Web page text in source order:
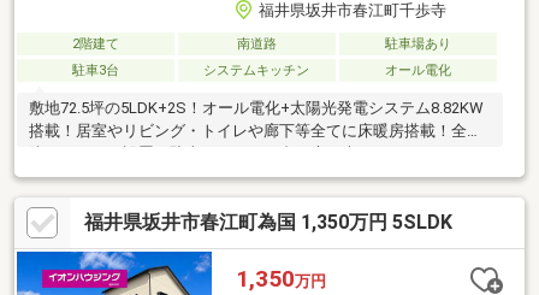
福井県坂井市春江町千歩寺
2階建て 南道路
駐車場あり
駐車3台
システムキッチン オール電化
敷地72.5坪の5LDK+2S！オール電化+太陽光発電システム8.82KW
搭載！居室やリビング・トイレや廊下等全てに床暖房搭載！全窓
があり、脱衣室からサンルームにも直結！！豊富な収納スペース
で大満足！
福井県坂井市春江町為国 1,350万円 5SLDK
1,350万円